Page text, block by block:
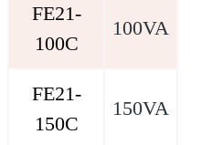
FE21-
100C
100VA
FE21-
150C
150VA